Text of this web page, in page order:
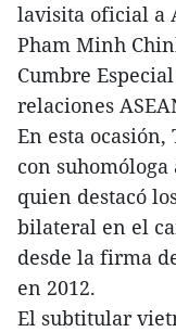
lavisita oficial a
Pham Minh
Cumbre
relaciones
En esta
con
quien destacó
bilateral en el
desde la firma
en 2012.
El subtitular